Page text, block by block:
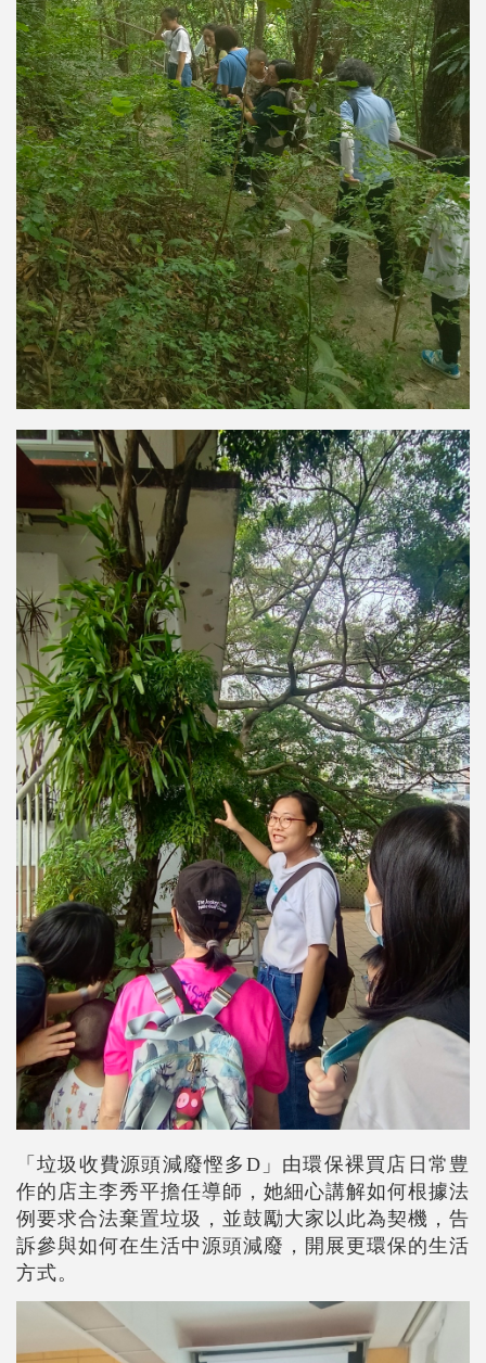
「垃圾收費源頭減廢慳多D」由環保裸買店日常豊
作的店主李秀平擔任導師，她細心講解如何根據法
例要求合法棄置垃圾，並鼓勵大家以此為契機，告
訴參與如何在生活中源頭減廢，開展更環保的生活
方式。